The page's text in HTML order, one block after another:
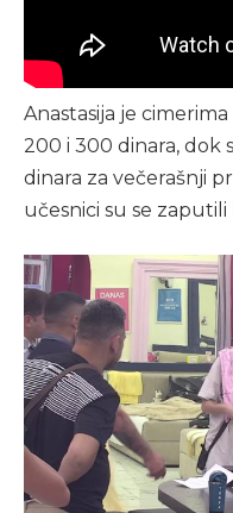
Anastasija je
200 i 300 dinara, dok
dinara za večerašnji
učesnici su se zaputili